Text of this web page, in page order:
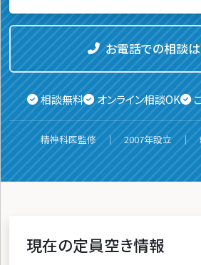
お電話での相談は
相談無料 オンライン相談OK
精神科医監修 ｜ 2007年設立 ｜
現在の定員空き情報